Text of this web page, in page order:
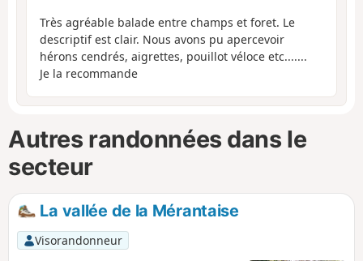
Très agréable balade entre champs et foret. Le
descriptif est clair. Nous avons pu apercevoir
hérons cendrés, aigrettes, pouillot véloce etc.......
Je la recommande
Autres randonnées dans le
secteur
La vallée de la Mérantaise
Visorandonneur